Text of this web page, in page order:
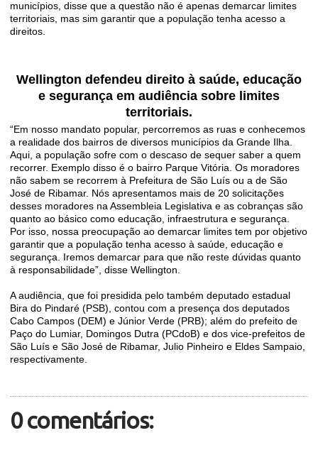
municípios, disse que a questão não é apenas demarcar limites
territoriais, mas sim garantir que a população tenha acesso a
direitos.
Wellington defendeu direito à saúde, educação
e segurança em audiência sobre limites
territoriais.
“Em nosso mandato popular, percorremos as ruas e conhecemos
a realidade dos bairros de diversos municípios da Grande Ilha.
Aqui, a população sofre com o descaso de sequer saber a quem
recorrer. Exemplo disso é o bairro Parque Vitória. Os moradores
não sabem se recorrem à Prefeitura de São Luís ou a de São
José de Ribamar. Nós apresentamos mais de 20 solicitações
desses moradores na Assembleia Legislativa e as cobranças são
quanto ao básico como educação, infraestrutura e segurança.
Por isso, nossa preocupação ao demarcar limites tem por objetivo
garantir que a população tenha acesso à saúde, educação e
segurança. Iremos demarcar para que não reste dúvidas quanto
à responsabilidade”, disse Wellington.
A audiência, que foi presidida pelo também deputado estadual
Bira do Pindaré (PSB), contou com a presença dos deputados
Cabo Campos (DEM) e Júnior Verde (PRB); além do prefeito de
Paço do Lumiar, Domingos Dutra (PCdoB) e dos vice-prefeitos de
São Luís e São José de Ribamar, Julio Pinheiro e Eldes Sampaio,
respectivamente.
0 comentários: